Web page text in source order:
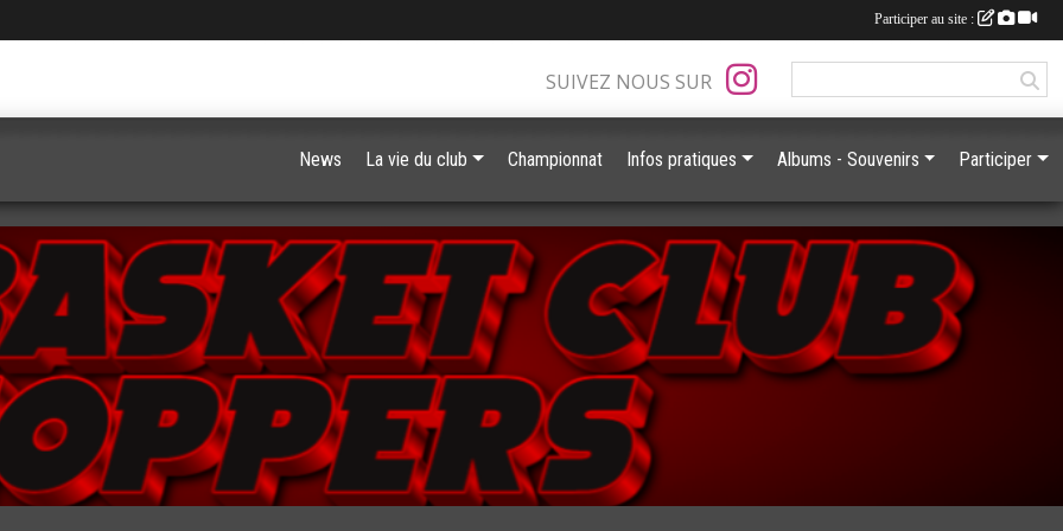
SUIVEZ NOUS SUR
News La vie du club Championnat Infos pratiques Albums - Souvenirs Participer
Participer au site :